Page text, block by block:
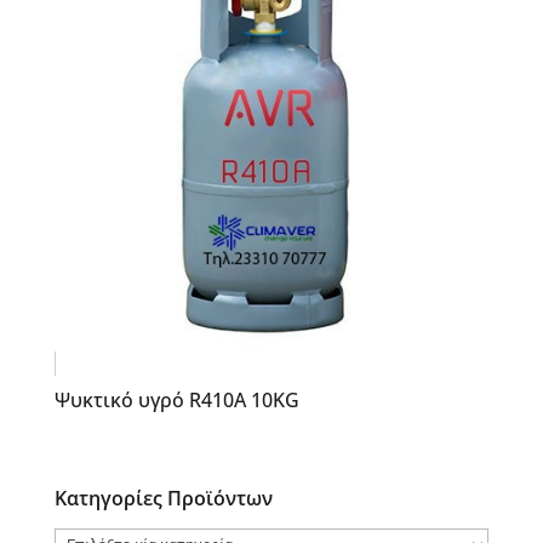
Ψυκτικό υγρό R410A 10KG
Κατηγορίες Προϊόντων